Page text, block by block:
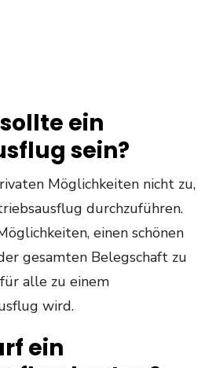
ein
sein?
Möglichkeiten nicht zu,
durchzuführen.
einen schönen
gesamten Belegschaft zu
alle zu einem
wird.
ein